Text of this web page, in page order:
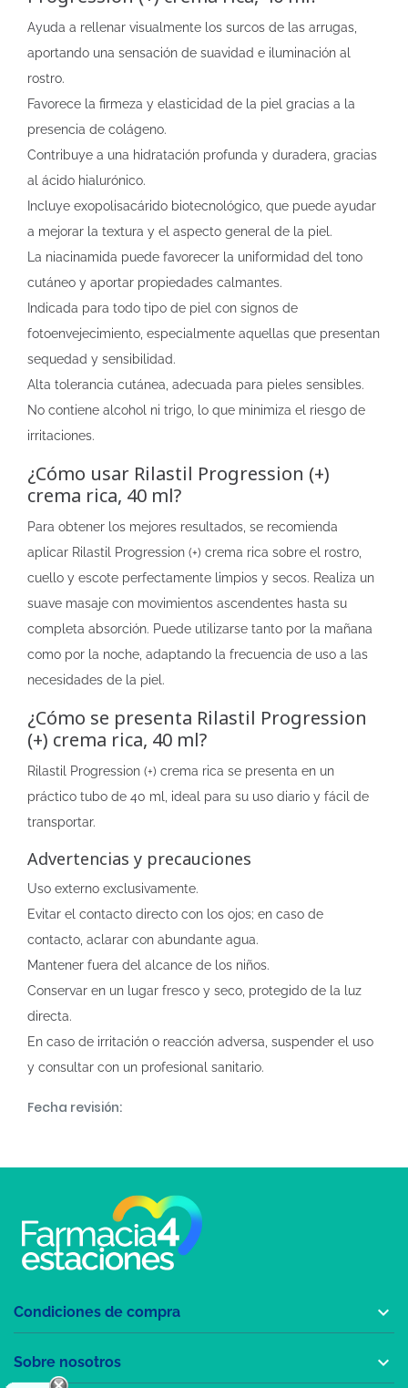
Ayuda a rellenar visualmente los surcos de las arrugas,
aportando una sensación de suavidad e iluminación al
rostro.
Favorece la firmeza y elasticidad de la piel gracias a la
presencia de colágeno.
Contribuye a una hidratación profunda y duradera, gracias
al ácido hialurónico.
Incluye exopolisacárido biotecnológico, que puede ayudar
a mejorar la textura y el aspecto general de la piel.
La niacinamida puede favorecer la uniformidad del tono
cutáneo y aportar propiedades calmantes.
Indicada para todo tipo de piel con signos de
fotoenvejecimiento, especialmente aquellas que presentan
sequedad y sensibilidad.
Alta tolerancia cutánea, adecuada para pieles sensibles.
No contiene alcohol ni trigo, lo que minimiza el riesgo de
irritaciones.
¿Cómo usar Rilastil Progression (+)
crema rica, 40 ml?
Para obtener los mejores resultados, se recomienda
aplicar Rilastil Progression (+) crema rica sobre el rostro,
cuello y escote perfectamente limpios y secos. Realiza un
suave masaje con movimientos ascendentes hasta su
completa absorción. Puede utilizarse tanto por la mañana
como por la noche, adaptando la frecuencia de uso a las
necesidades de la piel.
¿Cómo se presenta Rilastil Progression
(+) crema rica, 40 ml?
Rilastil Progression (+) crema rica se presenta en un
práctico tubo de 40 ml, ideal para su uso diario y fácil de
transportar.
Advertencias y precauciones
Uso externo exclusivamente.
Evitar el contacto directo con los ojos; en caso de
contacto, aclarar con abundante agua.
Mantener fuera del alcance de los niños.
Conservar en un lugar fresco y seco, protegido de la luz
directa.
En caso de irritación o reacción adversa, suspender el uso
y consultar con un profesional sanitario.
Fecha revisión:
Condiciones de compra 
Sobre nosotros 